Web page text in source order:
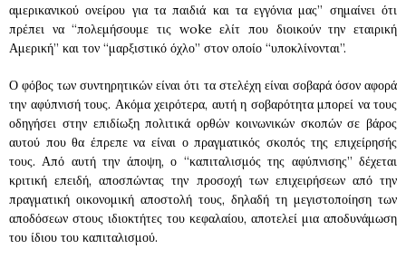
αμερικανικού ονείρου για τα παιδιά και τα εγγόνια μας” σημαίνει ότι
πρέπει να “πολεμήσουμε τις woke ελίτ που διοικούν την εταιρική
Αμερική” και τον “μαρξιστικό όχλο” στον οποίο “υποκλίνονται”.
Ο φόβος των συντηρητικών είναι ότι τα στελέχη είναι σοβαρά όσον αφορά
την αφύπνισή τους. Ακόμα χειρότερα, αυτή η σοβαρότητα μπορεί να τους
οδηγήσει στην επιδίωξη πολιτικά ορθών κοινωνικών σκοπών σε βάρος
αυτού που θα έπρεπε να είναι ο πραγματικός σκοπός της επιχείρησής
τους. Από αυτή την άποψη, ο “καπιταλισμός της αφύπνισης” δέχεται
κριτική επειδή, αποσπώντας την προσοχή των επιχειρήσεων από την
πραγματική οικονομική αποστολή τους, δηλαδή τη μεγιστοποίηση των
αποδόσεων στους ιδιοκτήτες του κεφαλαίου, αποτελεί μια αποδυνάμωση
του ίδιου του καπιταλισμού.